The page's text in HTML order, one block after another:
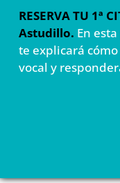
RESERVA TU 1ª
Astudillo. En
te explicará
vocal y